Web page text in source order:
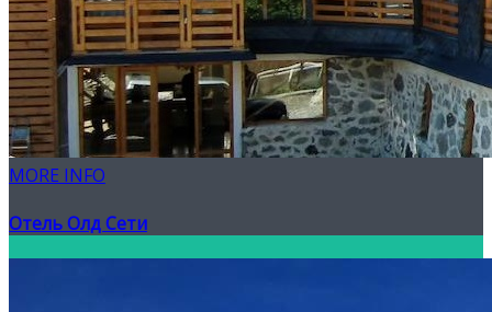
MORE INFO
Отель Олд Сети